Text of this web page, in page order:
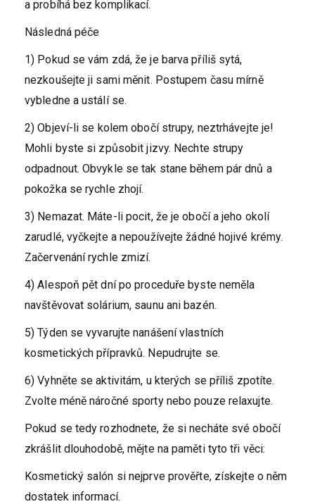
a probíhá bez komplikací.
Následná péče
1) Pokud se vám zdá, že je barva příliš sytá,
nezkoušejte ji sami měnit. Postupem času mírně
vybledne a ustálí se.
2) Objeví-li se kolem obočí strupy, neztrhávejte je!
Mohli byste si způsobit jizvy. Nechte strupy
odpadnout. Obvykle se tak stane během pár dnů a
pokožka se rychle zhojí.
3) Nemazat. Máte-li pocit, že je obočí a jeho okolí
zarudlé, vyčkejte a nepoužívejte žádné hojivé krémy.
Začervenání rychle zmizí.
4) Alespoň pět dní po proceduře byste neměla
navštěvovat solárium, saunu ani bazén.
5) Týden se vyvarujte nanášení vlastních
kosmetických přípravků. Nepudrujte se.
6) Vyhněte se aktivitám, u kterých se příliš zpotíte.
Zvolte méně náročné sporty nebo pouze relaxujte.
Pokud se tedy rozhodnete, že si necháte své obočí
zkrášlit dlouhodobě, mějte na paměti tyto tři věci:
Kosmetický salón si nejprve prověřte, získejte o něm
dostatek informací.